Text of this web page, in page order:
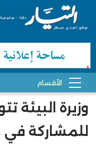
وزيرة البيئة
للمشاركة